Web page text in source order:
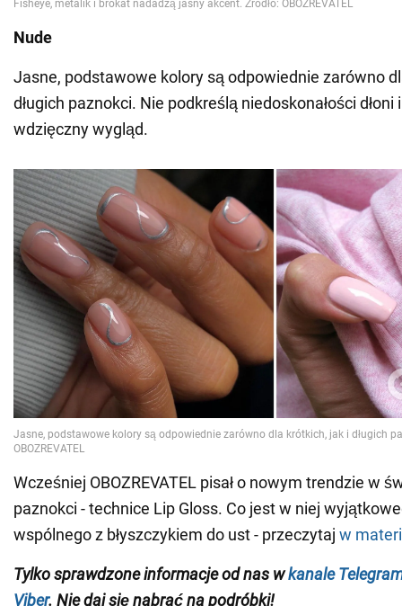
Nude
Jasne, podstawowe kolory są odpowiednie zarówno
długich paznokci. Nie podkreślą niedoskonałości dłoni
wdzięczny wygląd.
Wcześniej OBOZREVATEL pisał o nowym trendzie w
paznokci - technice Lip Gloss. Co jest w niej
wspólnego z błyszczykiem do ust - przeczytaj w
Tylko sprawdzone informacje od nas wkanale
Viber. Nie daj się nabrać na podróbki!